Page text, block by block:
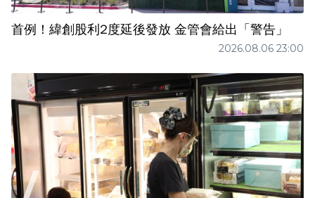
首例！緯創股利2度延後發放 金管會給出「警告」
2026.08.06 23:00